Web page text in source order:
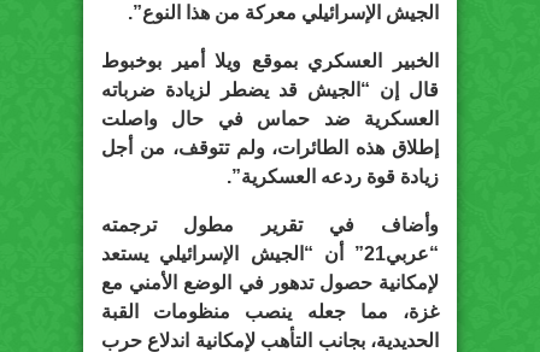
الجيش الإسرائيلي معركة من هذا النوع”.
الخبير العسكري بموقع ويلا أمير بوخبوط
قال إن “الجيش قد يضطر لزيادة ضرباته
العسكرية ضد حماس في حال واصلت
إطلاق هذه الطائرات، ولم تتوقف، من أجل
زيادة قوة ردعه العسكرية”.
وأضاف فيتقرير مطول ترجمته
“عربي21
” أن “الجيش الإسرائيلي يستعد
لإمكانية حصول تدهور في الوضع الأمني مع
غزة، مما جعله ينصب منظومات القبة
الحديدية، بجانب التأهب لإمكانية اندلاع حرب